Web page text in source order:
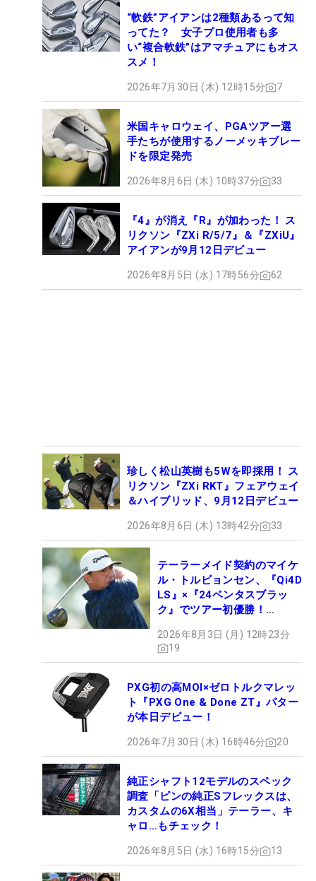
“軟鉄”アイアンは2種類あるって知
ってた？ 女子プロ使用者も多
い“複合軟鉄”はアマチュアにもオス
スメ！
2026年7月30日 (木) 12時15分 7
米国キャロウェイ、PGAツアー選
手たちが使用するノーメッキブレー
ドを限定発売
2026年8月6日 (木) 10時37分 33
『4』が消え『R』が加わった！ ス
リクソン『ZXi R/5/7』＆『ZXiU』
アイアンが9月12日デビュー
2026年8月5日 (水) 17時56分 62
珍しく松山英樹も5Wを即採用！ ス
リクソン『ZXi RKT』フェアウェイ
＆ハイブリッド、9月12日デビュー
2026年8月6日 (木) 13時42分 33
テーラーメイド契約のマイケ
ル・トルビョンセン、『Qi4D
LS』×『24ベンタスブラッ
ク』でツアー初優勝！
2026年8月3日 (月) 12時23分
19
PXG初の高MOI×ゼロトルクマレッ
ト『PXG One & Done ZT』パター
が本日デビュー！
2026年7月30日 (木) 16時46分 20
純正シャフト12モデルのスペック
調査「ピンの純正Sフレックスは、
カスタムの6X相当」テーラー、キ
ャロ…もチェック！
2026年8月5日 (水) 16時15分 13